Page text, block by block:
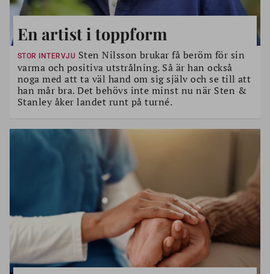
En artist i toppform
STOR INTERVJU Sten Nilsson brukar få beröm för sin
varma och positiva utstrålning. Så är han också
noga med att ta väl hand om sig själv och se till att
han mår bra. Det behövs inte minst nu när Sten &
Stanley åker landet runt på turné.